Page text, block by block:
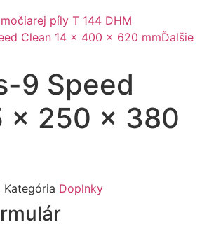
píly T 144 DHM
Clean 14 x 400 x 620 mmĎalšie
9 Speed
x 250 x 380
Kategória Doplnky